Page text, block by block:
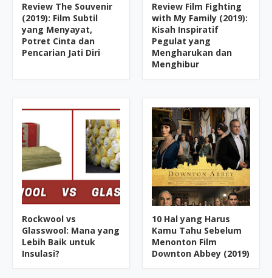
Review The Souvenir
(2019): Film Subtil
yang Menyayat,
Potret Cinta dan
Pencarian Jati Diri
Review Film Fighting
with My Family (2019):
Kisah Inspiratif
Pegulat yang
Mengharukan dan
Menghibur
Rockwool vs
Glasswool: Mana yang
Lebih Baik untuk
Insulasi?
10 Hal yang Harus
Kamu Tahu Sebelum
Menonton Film
Downton Abbey (2019)